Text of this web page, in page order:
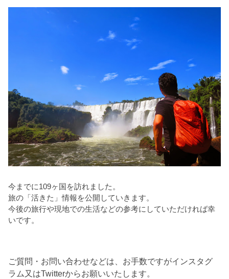
今までに109ヶ国を訪れました。
旅の「活きた」情報を公開していきます。
今後の旅行や現地での生活などの参考にしていただければ幸
いです。
ご質問・お問い合わせなどは、お手数ですがインスタグ
ラム又はTwitterからお願いいたします。